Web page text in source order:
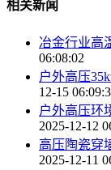
相关新闻
冶金行业高
06:08:02
户外高压
12-15
户外高压环
2025-12-12
高压陶瓷穿
2025-12-11